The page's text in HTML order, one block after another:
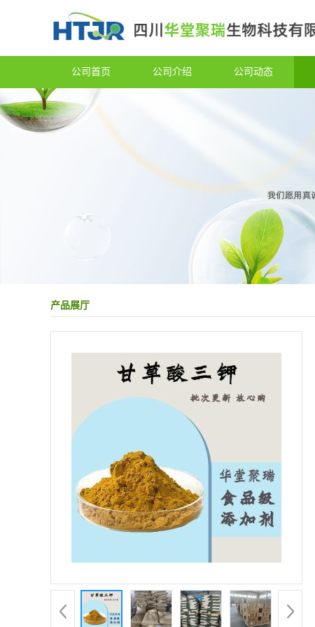
公司首页 公司介绍 公司动态
产品展厅